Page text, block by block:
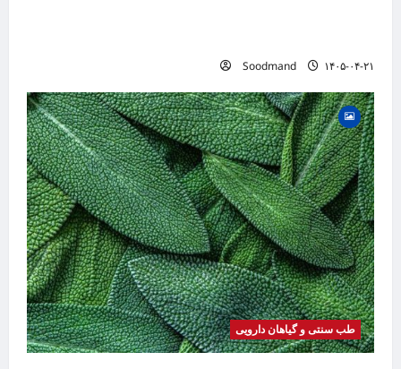
Soodmand ۱۴۰۵-۰۴-۲۱
طب سنتی و گیاهان دارویی